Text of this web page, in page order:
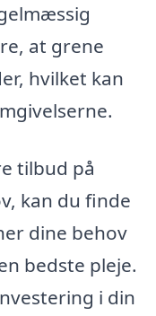
at grene
hvilket kan
tilbud på
kan du finde
dine behov
bedste pleje.
i din